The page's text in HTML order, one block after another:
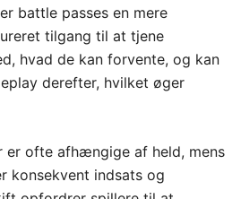
battle passes en mere
tilgang til at tjene
hvad de kan forvente, og kan
derefter, hvilket øger
er ofte afhængige af held, mens
konsekvent indsats og